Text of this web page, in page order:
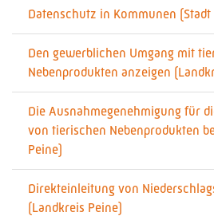
Datenschutz in Kommunen (Stadt
Den gewerblichen Umgang mit
Nebenprodukten anzeigen
Die Ausnahmegenehmigung für
von tierischen Nebenprodukten
Peine)
Direkteinleitung von
(Landkreis Peine)